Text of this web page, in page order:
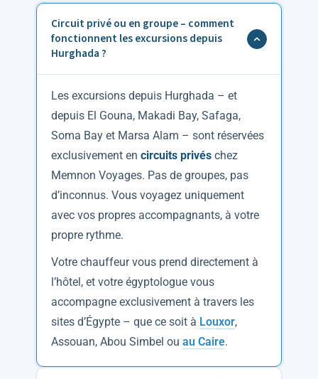
Circuit privé ou en groupe – comment
fonctionnent les excursions depuis
Hurghada ?
Les excursions depuis Hurghada – et
depuis El Gouna, Makadi Bay, Safaga,
Soma Bay et Marsa Alam – sont réservées
exclusivement encircuits privés chez
Memnon Voyages. Pas de groupes, pas
d’inconnus. Vous voyagez uniquement
avec vos propres accompagnants, à votre
propre rythme.
Votre chauffeur vous prend directement à
l’hôtel, et votre égyptologue vous
accompagne exclusivement à travers les
sites d’Égypte – que ce soit à Louxor,
Assouan, Abou Simbel ouau Caire.